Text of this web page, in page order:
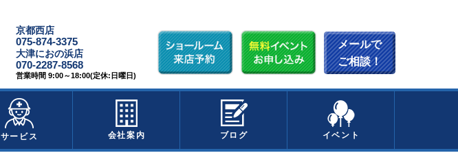
京都西店
075-874-3375
大津におの浜店
070-2287-8568
営業時間 9:00～18:00(定休:日曜日)
メールで
ご相談！
サービス 会社案内 ブログ イベント